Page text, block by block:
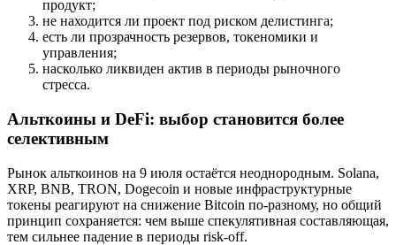
продукт;
не находится ли проект под риском делистинга;
есть ли прозрачность резервов, токеномики и
управления;
насколько ликвиден актив в периоды рыночного
стресса.
Альткоины и DeFi: выбор становится более
селективным
Рынок альткоинов на 9 июля остаётся неоднородным. Solana,
XRP, BNB, TRON, Dogecoin и новые инфраструктурные
токены реагируют на снижение Bitcoin по-разному, но общий
принцип сохраняется: чем выше спекулятивная составляющая,
тем сильнее падение в периоды risk-off.